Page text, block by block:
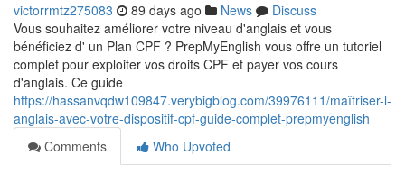
victorrmtz275083 89 days ago News
Discuss
Vous souhaitez améliorer votre niveau d'anglais et vous
bénéficiez d' un Plan CPF ? PrepMyEnglish vous offre un tutoriel
complet pour exploiter vos droits CPF et payer vos cours
d'anglais. Ce guide
https://hassanvqdw109847.verybigblog.com/39976111/maîtriser-l-
anglais-avec-votre-dispositif-cpf-guide-complet-prepmyenglish
Comments
Who Upvoted